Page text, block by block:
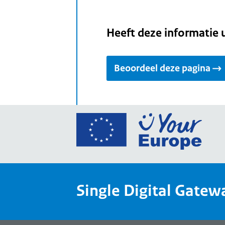
Heeft deze informatie
Beoordeel deze pagina
Ga
Your
een
Single Digital